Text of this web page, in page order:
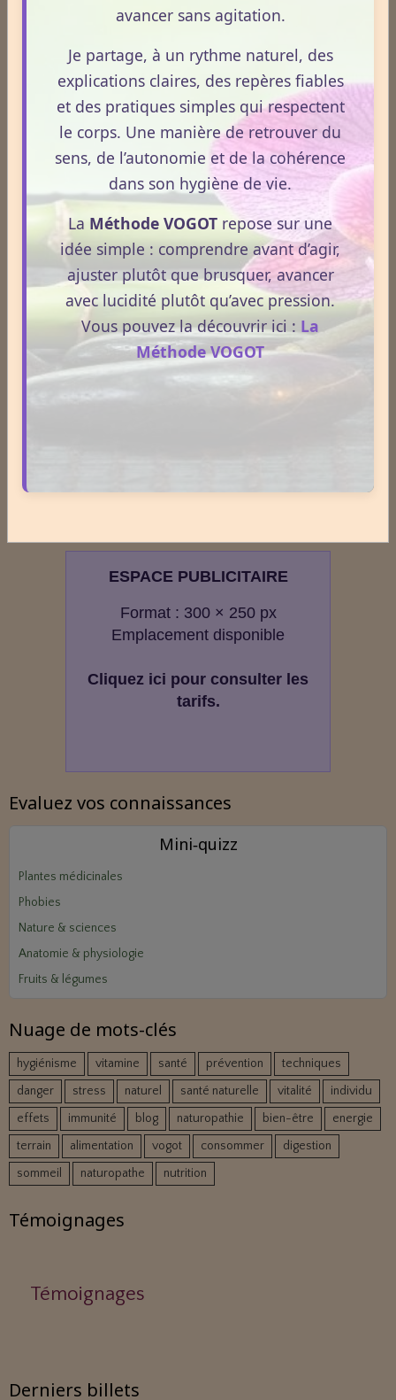
À quelle fréquence consultez-vous le site VOGOT ?
Plusieurs fois par semaine
Une fois par semaine
Une fois par mois
Plus rarement
Voter Voir les résultats
Statistiques
Aujourd'hui
visiteurs -699pages vues
Nombre de pages :1817
ESPACE PUBLICITAIRE
Format : 300 × 250 px
Emplacement disponible
Cliquez ici pour consulter les
tarifs.
Evaluez vos connaissances
Mini‑quizz
Plantes médicinales
Phobies
Nature & sciences
Anatomie & physiologie
Fruits & légumes
Nuage de mots-clés
hygiénisme vitamine santé prévention
techniques
danger
stress naturel santé naturelle vitalité
individu
effets
immunité blog naturopathie bien-être
energie
terrain
alimentation vogot consommer
digestion
sommeil
naturopathe nutrition
Témoignages
Témoignages
Derniers billets
avancer sans agitation.
Je partage, à un rythme naturel, des
explications claires, des repères fiables
et des pratiques simples qui respectent
le corps. Une manière de retrouver du
sens, de l’autonomie et de la cohérence
dans son hygiène de vie.
La Méthode VOGOT repose sur une
idée simple : comprendre avant d’agir,
ajuster plutôt que brusquer, avancer
avec lucidité plutôt qu’avec pression.
Vous pouvez la découvrir ici : La
Méthode VOGOT